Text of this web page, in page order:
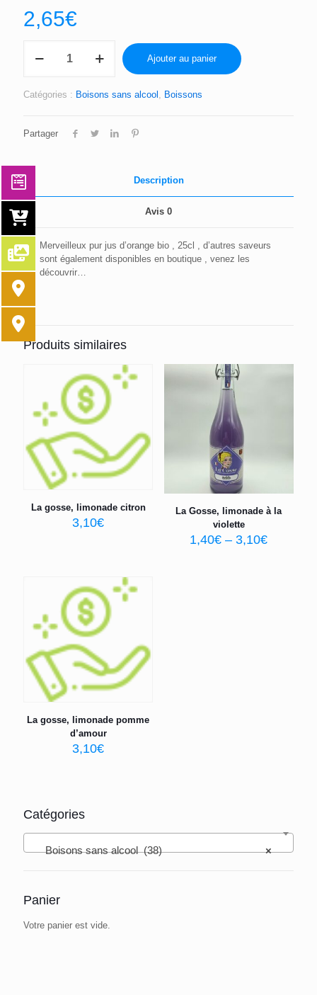
2,65€
D'ORANGE
Ajouter au panier
Catégories : Boisons sans alcool Boissons
Partager
Description
Avis 0
Merveilleux pur jus d’orange bio , 25cl , d’autres saveurs
sont également disponibles en boutique , venez les
découvrir…
Produits similaires
La gosse, limonade citron
3,10€
La Gosse, limonade à la
violette
1,40€ –3,10€
La gosse, limonade pomme
d’amour
3,10€
Catégories
×
Boisons sans alcool (38)
Panier
Votre panier est vide.